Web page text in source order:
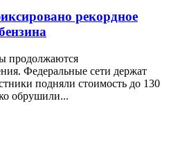
рекордное
продолжаются
Федеральные сети держат
подняли стоимость до 130
обрушили...